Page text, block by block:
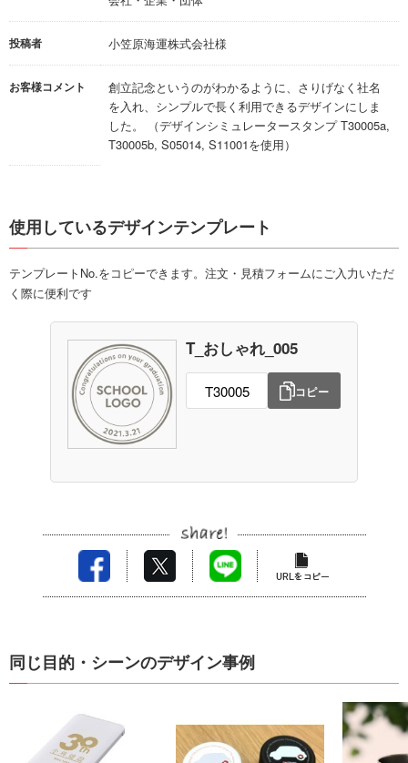
投稿者 小笠原海運株式会社様
お客様コメント
創立記念というのがわかるように、さりげなく社名
を入れ、シンプルで長く利用できるデザインにしま
した。 （デザインシミュレータースタンプ T30005a,
T30005b, S05014, S11001を使用）
使用しているデザインテンプレート
テンプレートNo.をコピーできます。注文・見積フォームにご入力いただ
く際に便利です
T_おしゃれ_005
コピー
同じ目的・シーンのデザイン事例